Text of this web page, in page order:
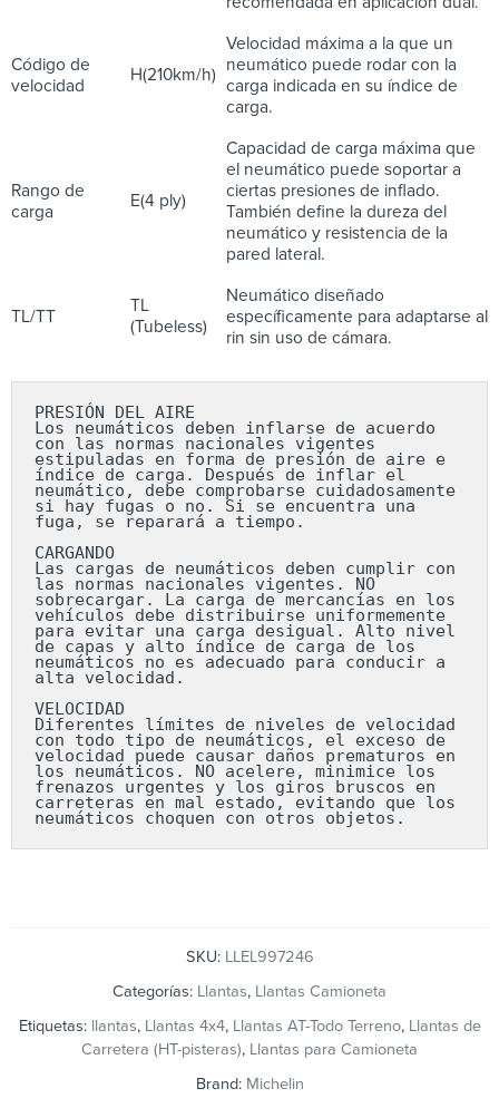
Código de
velocidad
H(210km/h)
Velocidad máxima a la que un
neumático puede rodar con la
carga indicada en su índice de
carga.
Rango de
carga
E(4 ply)
Capacidad de carga máxima que
el neumático puede soportar a
ciertas presiones de inflado.
También define la dureza del
neumático y resistencia de la
pared lateral.
TL/TT
TL
(Tubeless)
Neumático diseñado
específicamente para adaptarse al
rin sin uso de cámara.
PRESIÓN DEL AIRE
Los neumáticos deben inflarse de acuerdo
con las normas nacionales vigentes
estipuladas en forma de presión de aire e
índice de carga. Después de inflar el
neumático, debe comprobarse cuidadosamente
si hay fugas o no. Si se encuentra una
fuga, se reparará a tiempo.
CARGANDO
Las cargas de neumáticos deben cumplir con
las normas nacionales vigentes. NO
sobrecargar. La carga de mercancías en los
vehículos debe distribuirse uniformemente
para evitar una carga desigual. Alto nivel
de capas y alto índice de carga de los
neumáticos no es adecuado para conducir a
alta velocidad.
VELOCIDAD
Diferentes límites de niveles de velocidad
con todo tipo de neumáticos, el exceso de
velocidad puede causar daños prematuros en
los neumáticos. NO acelere, minimice los
frenazos urgentes y los giros bruscos en
carreteras en mal estado, evitando que los
neumáticos choquen con otros objetos.
SKU: LLEL997246
Categorías: Llantas, Llantas Camioneta
Etiquetas: llantas, Llantas 4x4, Llantas AT-Todo Terreno, Llantas de
Carretera (HT-pisteras), Llantas para Camioneta
Brand: Michelin